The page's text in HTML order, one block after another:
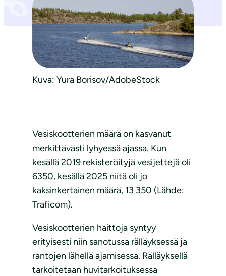
Kuva: Yura Borisov/AdobeStock
Vesiskootterien määrä on kasvanut
merkittävästi lyhyessä ajassa. Kun
kesällä 2019 rekisteröityjä vesijettejä oli
6350, kesällä 2025 niitä oli jo
kaksinkertainen määrä, 13 350 (Lähde:
Traficom).
Vesiskootterien haittoja syntyy
erityisesti niin sanotussa rälläyksessä ja
rantojen lähellä ajamisessa. Rälläyksellä
tarkoitetaan huvitarkoituksessa